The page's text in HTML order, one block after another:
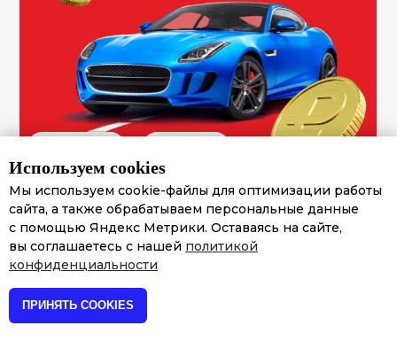
За 6 месяцев продвижения увеличили
позиции в ТОП-10 Яндекса с4до45
Используем cookies
Мы используем cookie-файлы для оптимизации работы
сайта, а также обрабатываем персональные данные
с помощью Яндекс Метрики. Оставаясь на сайте,
вы соглашаетесь с нашей политикой
конфиденциальности
ПРИНЯТЬ COOKIES